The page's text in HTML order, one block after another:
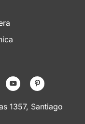
1357, Santiago